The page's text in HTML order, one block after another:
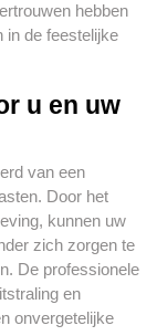
hebben
in de feestelijke
u en uw
van een
Door het
kunnen uw
zich zorgen te
De professionele
en
onvergetelijke